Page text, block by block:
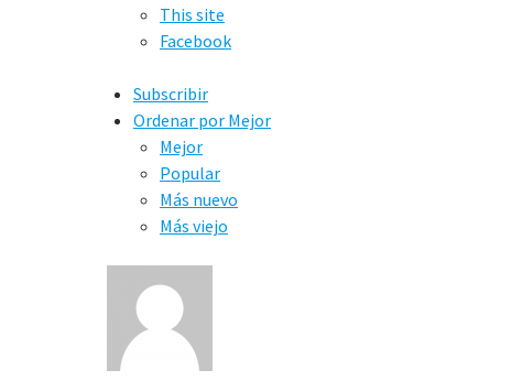
This site
Facebook
Subscribir
Ordenar por Mejor
Mejor
Popular
Más nuevo
Más viejo